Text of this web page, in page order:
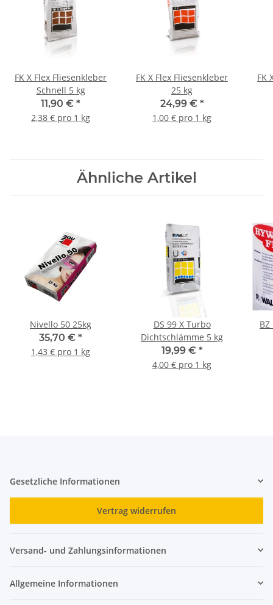
FK X Flex Fliesenkleber
Schnell 5 kg
11,90 € *
2,38 € pro 1 kg
FK X Flex Fliesenkleber
25 kg
24,99 € *
1,00 € pro 1 kg
FK
Ähnliche Artikel
Nivello 50 25kg
35,70 € *
1,43 € pro 1 kg
DS 99 X Turbo
Dichtschlämme 5 kg
19,99 € *
4,00 € pro 1 kg
Gesetzliche Informationen
Vertrag widerrufen
Versand- und Zahlungsinformationen
Allgemeine Informationen